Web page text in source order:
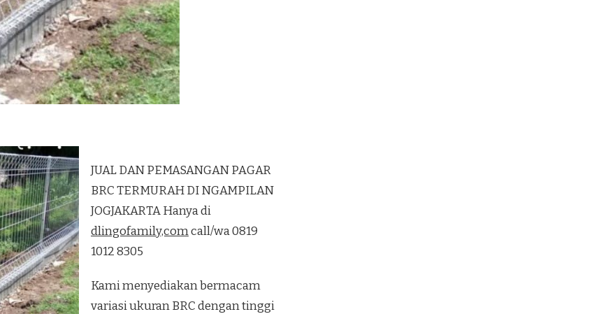
JUAL DAN PEMASANGAN PAGAR
BRC TERMURAH DI NGAMPILAN
JOGJAKARTA Hanya di
dlingofamily,comcall/wa 0819
1012 8305
Kami menyediakan bermacam
variasi ukuran BRC dengan tinggi